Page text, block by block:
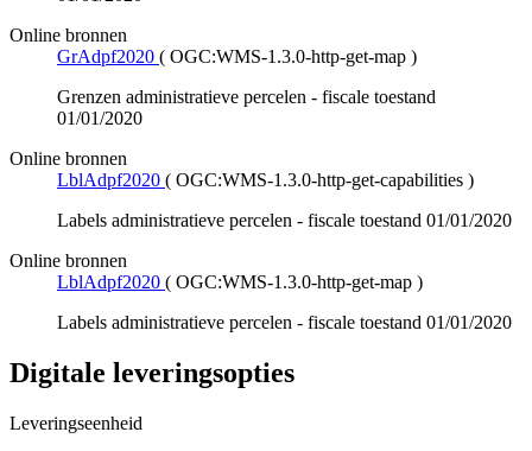
Online bronnen
GrAdpf2020 ( OGC:WMS-1.3.0-http-get-map )
Grenzen administratieve percelen - fiscale toestand
01/01/2020
Online bronnen
LblAdpf2020 ( OGC:WMS-1.3.0-http-get-capabilities )
Labels administratieve percelen - fiscale toestand 01/01/2020
Online bronnen
LblAdpf2020 ( OGC:WMS-1.3.0-http-get-map )
Labels administratieve percelen - fiscale toestand 01/01/2020
Digitale leveringsopties
Leveringseenheid